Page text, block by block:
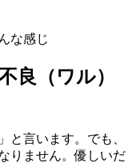
な感じ
良（ワル）
と言います。でも、
りません。優しいだ